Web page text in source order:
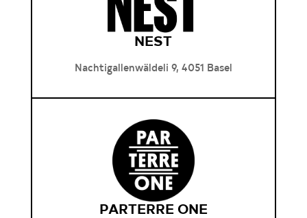
NEST
Nachtigallenwäldeli 9, 4051 Basel
PARTERRE ONE